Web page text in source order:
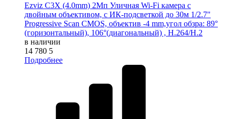
Ezviz C3X (4.0mm) 2Мп Уличная Wi-Fi камера c
двойным объективом, c ИК-подсветкой до 30м 1/2.7"
Progressive Scan CMOS, объектив -4 mm,угол обзра: 89°
(горизонтальный), 106°(диагональный) , H.264/H.2
в наличии
14 780 5
Подробнее